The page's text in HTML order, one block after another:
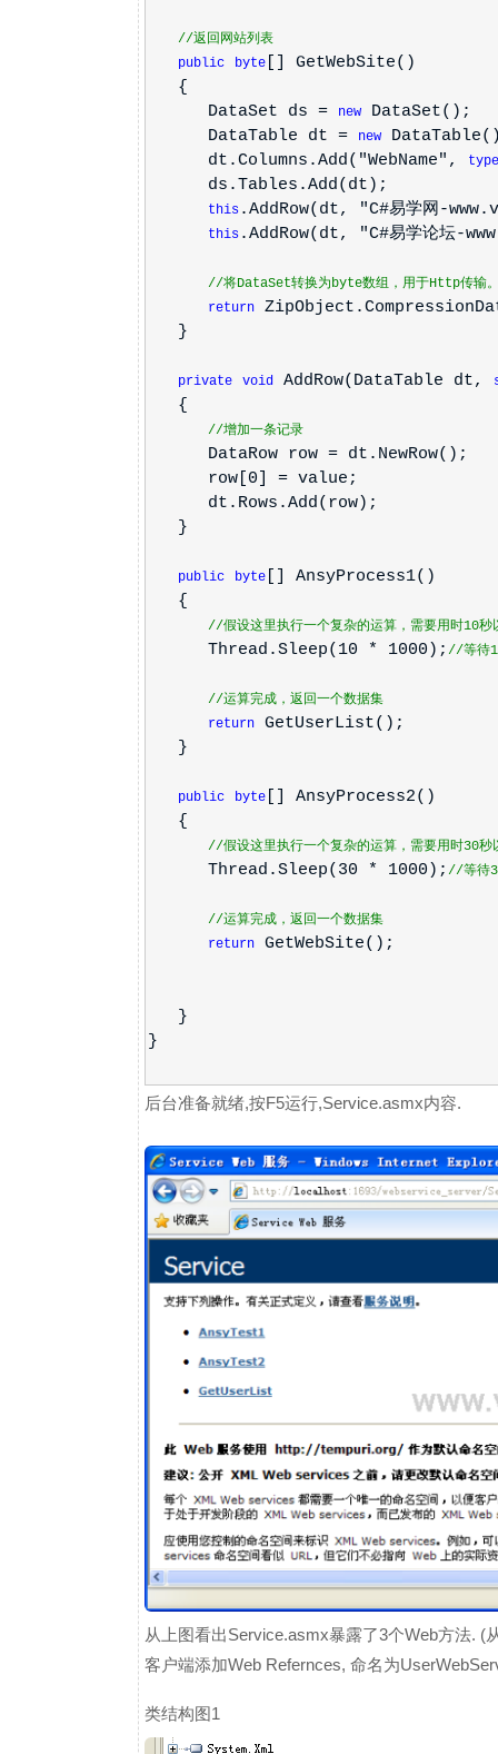
//返回网站列表
public
byte
[] GetWebSite()
{
DataSet ds =
new
DataSet();
DataTable dt =
new
dt.Columns.Add("WebName",
ds.Tables.Add(dt);
this .AddRow(dt, "C#易学网-
this .AddRow(dt, "C#易学论坛-
//将DataSet转换为byte数组，用于Http传输
return
}
private void AddRow(DataTable dt,
{
//增加一条记录
DataRow row = dt.NewRow();
row[0] = value;
dt.Rows.Add(row);
}
public byte
[] AnsyProcess1()
{
//假设这里执行一个复杂的运算，需要用时10秒
Thread.Sleep(10 * 1000); //等待
//运算完成，返回一个数据集
return
GetUserList();
}
public byte
[] AnsyProcess2()
{
//假设这里执行一个复杂的运算，需要用时30秒
Thread.Sleep(30 * 1000); //等待
//运算完成，返回一个数据集
return
GetWebSite();
}
}
后台准备就绪,按F5运行,Service.asmx内容.
从上图看出Service.asmx暴露了3个Web方法. (
客户端添加Web Refernces, 命名为
类结构图1